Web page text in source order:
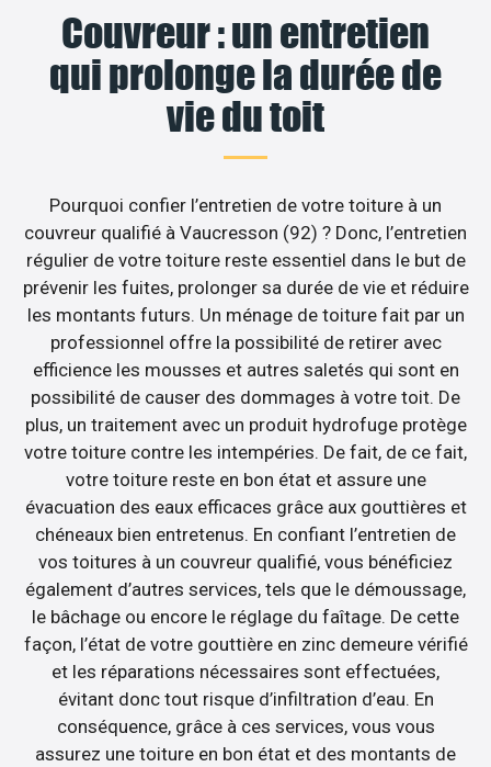
Couvreur : un entretien
qui prolonge la durée de
vie du toit
Pourquoi confier l’entretien de votre toiture à un
couvreur qualifié à Vaucresson (92) ? Donc, l’entretien
régulier de votre toiture reste essentiel dans le but de
prévenir les fuites, prolonger sa durée de vie et réduire
les montants futurs. Un ménage de toiture fait par un
professionnel offre la possibilité de retirer avec
efficience les mousses et autres saletés qui sont en
possibilité de causer des dommages à votre toit. De
plus, un traitement avec un produit hydrofuge protège
votre toiture contre les intempéries. De fait, de ce fait,
votre toiture reste en bon état et assure une
évacuation des eaux efficaces grâce aux gouttières et
chéneaux bien entretenus. En confiant l’entretien de
vos toitures à un couvreur qualifié, vous bénéficiez
également d’autres services, tels que le démoussage,
le bâchage ou encore le réglage du faîtage. De cette
façon, l’état de votre gouttière en zinc demeure vérifié
et les réparations nécessaires sont effectuées,
évitant donc tout risque d’infiltration d’eau. En
conséquence, grâce à ces services, vous vous
assurez une toiture en bon état et des montants de